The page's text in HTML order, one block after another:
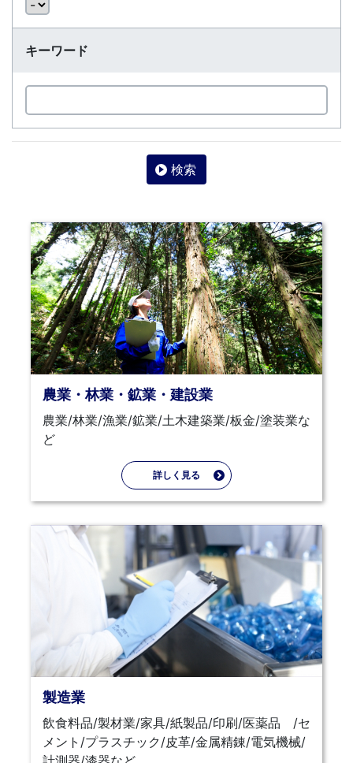
キーワード
検索
農業・林業・鉱業・建設業
農業/林業/漁業/鉱業/土木建築業/板金/塗装業な
ど
詳しく見る
製造業
飲食料品/製材業/家具/紙製品/印刷/医薬品 /セ
メント/プラスチック/皮革/金属精錬/電気機械/